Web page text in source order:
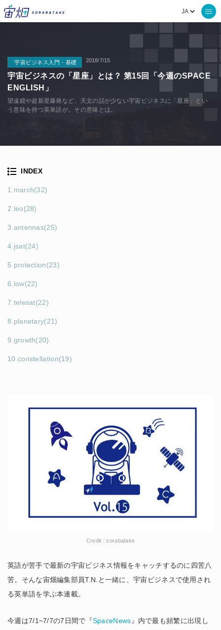
宇宙ビジネス入門・基礎 2018/7/15
宇宙ビジネスの「星座」とは？ 第15回「今週のSPACE
ENGLISH」
望遠鏡や超新星爆発など、天文の話が少ない宇宙ビジネスに「星座」とい
う意味を持つ英単語が。その意味とは。
Credit : sorabatake
英語が苦手で最新の宇宙ビジネス情報をキャッチするのに四苦八
苦。そんな宙畑編集部員T.N.と一緒に、宇宙ビジネスで使用され
る英単語を学ぶ本連載。
今週は7/1~7/7の7日間で『SpaceNews 』内で最も頻繁に出現し
INDEX
1.march(32)
2.leo(28)
3.antennas(25)
4.jsat(24)
5.protection(23)
6.low(22)
7.telesat(22)
8.planetary(21)
9.growth(20)
10.constellation(19)